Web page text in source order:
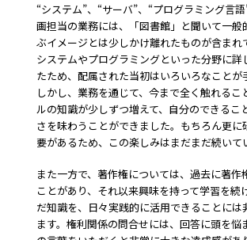
“システム”、“サーバ”、“プログラミング言
画担当の業務には、「図書館」と聞いて一般
ぶイメージとは少しかけ離れたものが含まれ
システムやプログラミングといった分野に詳
たため、配属された当初はいろいろなことが
しかし、業務を通じて、今まで全く触れるこ
ルの知識が少しずつ増えて、自分のできるこ
さを味わうことができました。もちろん更に
要があるため、この楽しみはまだまだ続いて
また一方で、著作権については、過去に著作
ことがあり、それ以来興味を持って学習を続
だ知識を、日々実践的に活用できることには
ます。権利関係の問合せには、回答に頭を